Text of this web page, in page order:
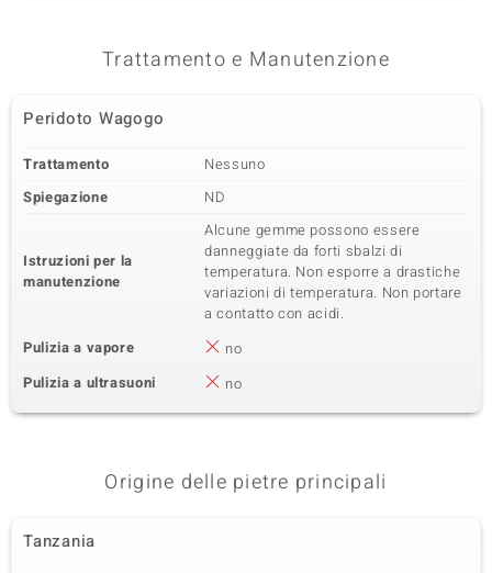
Trattamento e Manutenzione
Peridoto Wagogo
Trattamento
Nessuno
Spiegazione
ND
Istruzioni per la
manutenzione
Alcune gemme possono essere
danneggiate da forti sbalzi di
temperatura. Non esporre a drastiche
variazioni di temperatura. Non portare
a contatto con acidi.
Pulizia a vapore
no
Pulizia a ultrasuoni
no
Origine delle pietre principali
Tanzania